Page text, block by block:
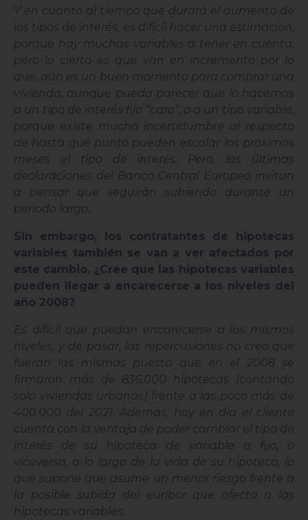
Y en cuanto al tiempo que durará el aumento de
los tipos de interés, es difícil hacer una estimación,
porque hay muchas variables a tener en cuenta,
pero lo cierto es que van en incremento por lo
que, aún es un buen momento para comprar una
vivienda, aunque pueda parecer que lo hacemos
a un tipo de interés fijo “caro”, o a un tipo variable,
porque existe mucha incertidumbre al respecto
de hasta qué punto pueden escalar los próximos
meses el tipo de interés. Pero, las últimas
declaraciones del Banco Central Europeo invitan
a pensar que seguirán subiendo durante un
periodo largo.
Sin embargo, los contratantes de hipotecas
variables también se van a ver afectados por
este cambio. ¿Cree que las hipotecas variables
pueden llegar a encarecerse a los niveles del
año 2008?
Es difícil que puedan encarecerse a los mismos
niveles, y de pasar, las repercusiones no creo que
fueran las mismas puesto que en el 2008 se
firmaron más de 836.000 hipotecas (contando
solo viviendas urbanas) frente a las poco más de
400.000 del 2021. Además, hoy en día el cliente
cuenta con la ventaja de poder cambiar el tipo de
interés de su hipoteca de variable a fijo, o
viceversa, a lo largo de la vida de su hipoteca, lo
que supone que asume un menor riesgo frente a
la posible subida del euribor que afecta a las
hipotecas variables.